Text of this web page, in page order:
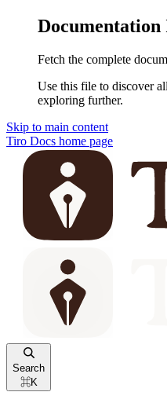
Documentation
Fetch the complete
Use this file to discover
exploring further.
Skip to main content
Tiro Docs home page
Search
⌘K